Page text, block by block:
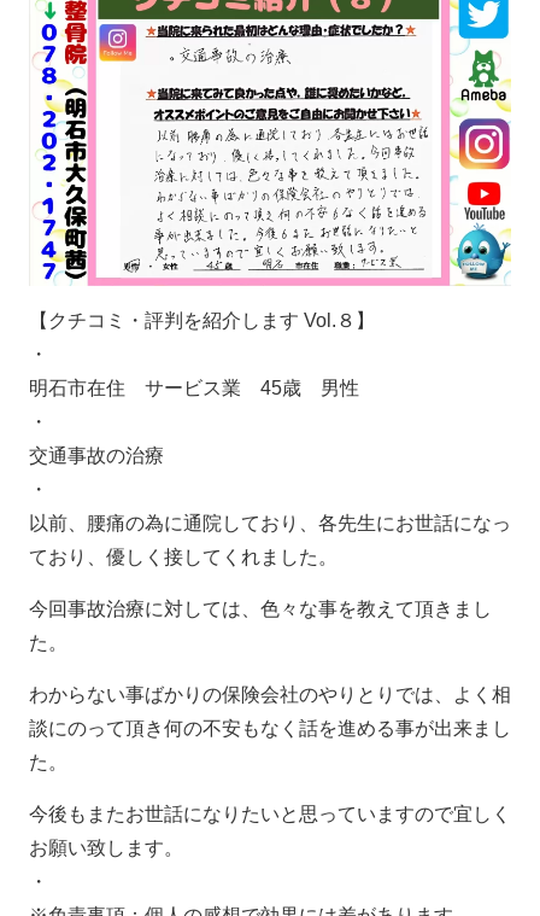
【クチコミ・評判を紹介します Vol.８】
・
明石市在住 サービス業 45歳 男性
・
交通事故の治療
・
以前、腰痛の為に通院しており、各先生にお世話になっ
ており、優しく接してくれました。
今回事故治療に対しては、色々な事を教えて頂きまし
た。
わからない事ばかりの保険会社のやりとりでは、よく相
談にのって頂き何の不安もなく話を進める事が出来まし
た。
今後もまたお世話になりたいと思っていますので宜しく
お願い致します。
・